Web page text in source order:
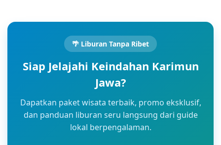
🌴 Liburan Tanpa Ribet
Siap Jelajahi Keindahan Karimun
Jawa?
Dapatkan paket wisata terbaik, promo eksklusif,
dan panduan liburan seru langsung dari guide
lokal berpengalaman.